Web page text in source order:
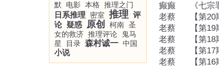
默
电影 本格 推理之门
日系推理
密室 推理 评
论 疑惑 原创 柯南 圣
女的救济 推理评论
鬼马
星
目录 森村诚一 中国
小说
癫癫
《七
老蔡
【第
老蔡
【第
老蔡
【第
老蔡
【第
老蔡
【第